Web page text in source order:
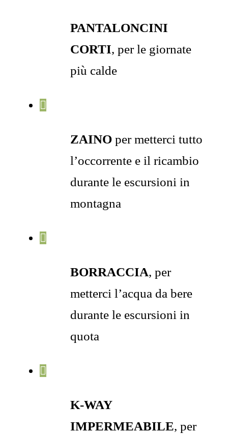
PANTALONCINI
CORTI, per le giornate
più calde
ZAINO per metterci tutto
l’occorrente e il ricambio
durante le escursioni in
montagna
BORRACCIA, per
metterci l’acqua da bere
durante le escursioni in
quota
K-WAY
IMPERMEABILE, per